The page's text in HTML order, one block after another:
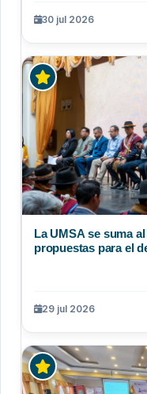
30 jul 2026
La UMSA se suma
propuestas para el
29 jul 2026